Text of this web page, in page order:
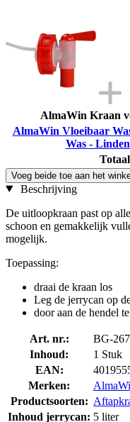
AlmaWin Kraan
AlmaWin Vloeibaar
Was -
Voeg beide toe aan het
Beschrijving
De uitloopkraan past op
schoon en gemakkelijk
mogelijk.
Toepassing:
draai de kraan los
Leg de jerrycan op
door aan de hendel
Art. nr.:
BG-
Inhoud:
1 Stuk
EAN:
Merken:
Productsoorten:
Inhoud jerrycan: 5 liter